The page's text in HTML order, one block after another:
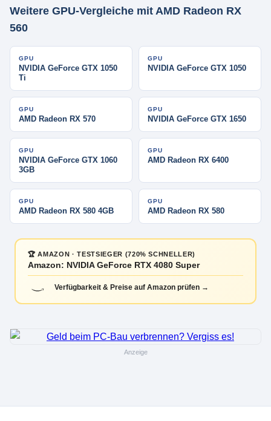
Weitere GPU-Vergleiche mit AMD Radeon RX
560
GPU
NVIDIA GeForce GTX 1050
Ti
GPU
NVIDIA GeForce GTX 1050
GPU
AMD Radeon RX 570
GPU
NVIDIA GeForce GTX 1650
GPU
NVIDIA GeForce GTX 1060
3GB
GPU
AMD Radeon RX 6400
GPU
AMD Radeon RX 580 4GB
GPU
AMD Radeon RX 580
🏆 AMAZON · TESTSIEGER (720% SCHNELLER)
Amazon: NVIDIA GeForce RTX 4080 Super
Verfügbarkeit & Preise auf Amazon prüfen →
Anzeige